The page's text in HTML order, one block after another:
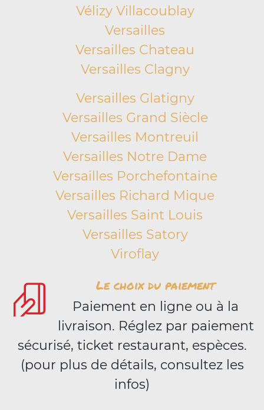
Vélizy Villacoublay
Versailles
Versailles Chateau
Versailles Clagny
Versailles Glatigny
Versailles Grand Siècle
Versailles Montreuil
Versailles Notre Dame
Versailles Porchefontaine
Versailles Richard Mique
Versailles Saint Louis
Versailles Satory
Viroflay
Le choix du paiement
Paiement en ligne ou à la
livraison. Réglez par paiement
sécurisé, ticket restaurant, espèces.
(pour plus de détails, consultez les
infos)